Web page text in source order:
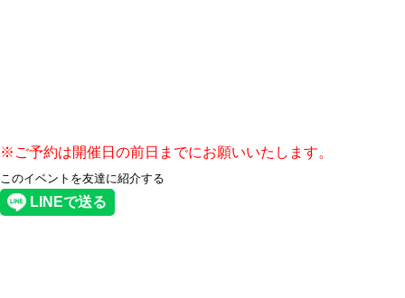
※ご予約は開催日の前日までにお願いいたします。
このイベントを友達に紹介する